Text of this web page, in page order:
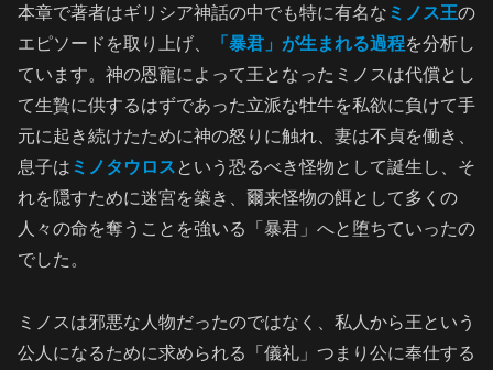
本章で著者はギリシア神話の中でも特に有名な ミノス王の
エピソードを取り上げ、
「暴君」が生まれる過程を分析し
ています。神の恩寵によって王となったミノスは代償とし
て生贄に供するはずであった立派な牡牛を私欲に負けて手
元に起き続けたために神の怒りに触れ、妻は不貞を働き、
息子は ミノタウロスという恐るべき怪物として誕生し、そ
れを隠すために迷宮を築き、爾来怪物の餌として多くの
人々の命を奪うことを強いる「暴君」へと堕ちていったの
でした。
ミノスは邪悪な人物だったのではなく、私人から王という
公人になるために求められる「儀礼」つまり公に奉仕する